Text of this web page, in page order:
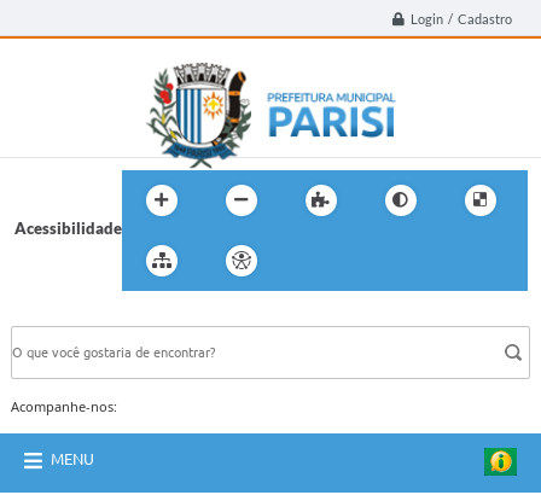
Login / Cadastro
Acessibilidade
Acompanhe-nos:
MENU